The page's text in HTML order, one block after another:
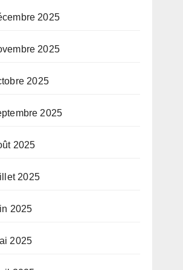
2025
2025
2025
2025
2025
2025
2025
2025